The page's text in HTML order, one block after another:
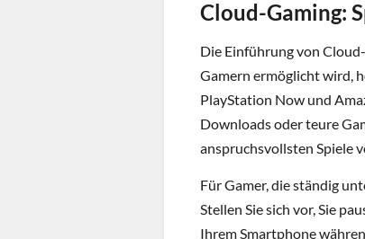
Cloud-Gaming:
Die Einführung von
Gamern ermöglicht wird,
PlayStation Now und
Downloads oder teure
anspruchsvollsten Spiele
Für Gamer, die ständig
Stellen Sie sich vor, Sie
Ihrem Smartphone